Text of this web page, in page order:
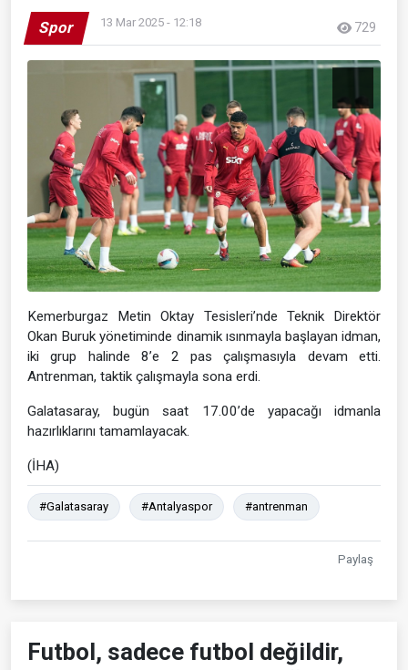
Spor 13 Mar 2025 - 12:18 729
Kemerburgaz Metin Oktay Tesisleri’nde Teknik Direktör
Okan Buruk yönetiminde dinamik ısınmayla başlayan idman,
iki grup halinde 8’e 2 pas çalışmasıyla devam etti.
Antrenman, taktik çalışmayla sona erdi.
Galatasaray, bugün saat 17.00’de yapacağı idmanla
hazırlıklarını tamamlayacak.
(İHA)
#Galatasaray #Antalyaspor #antrenman
Paylaş
Futbol, sadece futbol değildir,